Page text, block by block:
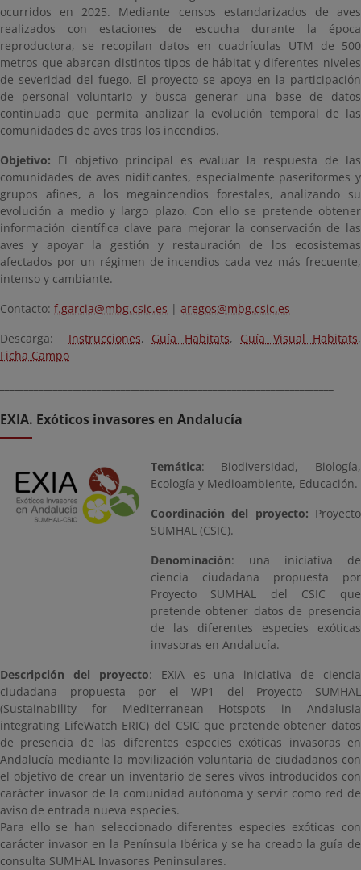
ocurridos en 2025. Mediante censos estandarizados de aves
realizados con estaciones de escucha durante la época
reproductora, se recopilan datos en cuadrículas UTM de 500
metros que abarcan distintos tipos de hábitat y diferentes niveles
de severidad del fuego. El proyecto se apoya en la participación
de personal voluntario y busca generar una base de datos
continuada que permita analizar la evolución temporal de las
comunidades de aves tras los incendios.
Objetivo: El objetivo principal es evaluar la respuesta de las
comunidades de aves nidificantes, especialmente paseriformes y
grupos afines, a los megaincendios forestales, analizando su
evolución a medio y largo plazo. Con ello se pretende obtener
información científica clave para mejorar la conservación de las
aves y apoyar la gestión y restauración de los ecosistemas
afectados por un régimen de incendios cada vez más frecuente,
intenso y cambiante.
Contacto: f.garcia@mbg.csic.es | aregos@mbg.csic.es
Descarga: Instrucciones, Guía Habitats, Guía Visual Habitats,
Ficha Campo
EXIA. Exóticos invasores en Andalucía
Temática: Biodiversidad, Biología,
Ecología y Medioambiente, Educación.
Coordinación del proyecto: Proyecto
SUMHAL (CSIC).
Denominación: una iniciativa de
ciencia ciudadana propuesta por
Proyecto SUMHAL del CSIC que
pretende obtener datos de presencia
de las diferentes especies exóticas
invasoras en Andalucía.
Descripción del proyecto: EXIA es una iniciativa de ciencia
ciudadana propuesta por el WP1 del Proyecto SUMHAL
(Sustainability for Mediterranean Hotspots in Andalusia
integrating LifeWatch ERIC) del CSIC que pretende obtener datos
de presencia de las diferentes especies exóticas invasoras en
Andalucía mediante la movilización voluntaria de ciudadanos con
el objetivo de crear un inventario de seres vivos introducidos con
carácter invasor de la comunidad autónoma y servir como red de
aviso de entrada nueva especies.
Para ello se han seleccionado diferentes especies exóticas con
carácter invasor en la Península Ibérica y se ha creado la guía de
consulta SUMHAL Invasores Peninsulares.